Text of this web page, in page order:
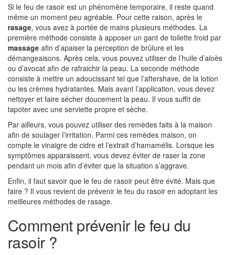
Si le feu de rasoir est un phénomène temporaire, il reste quand
même un moment peu agréable. Pour cette raison, après le
rasage, vous avez à portée de mains plusieurs méthodes. La
première méthode consiste à apposer un gant de toilette froid par
massage afin d’apaiser la perception de brûlure et les
démangeaisons. Après cela, vous pouvez utiliser de l’huile d’aloès
ou d’avocat afin de rafraichir la peau. La seconde méthode
consiste à mettre un adoucissant tel que l’aftershave, de la lotion
ou les crèmes hydratantes. Mais avant l’application, vous devez
nettoyer et faire sécher doucement la peau. Il vous suffit de
tapoter avec une serviette propre et sèche.
Par ailleurs, vous pouvez utiliser des remèdes faits à la maison
afin de soulager l’irritation. Parmi ces remèdes maison, on
compte le vinaigre de cidre et l’extrait d’hamamélis. Lorsque les
symptômes apparaissent, vous devez éviter de raser la zone
pendant un mois afin d’éviter que la situation s’aggrave.
Enfin, il faut savoir que le feu de rasoir peut être évité. Mais que
faire ? Il vous revient de prévenir le feu du rasoir en adoptant les
meilleures méthodes de rasage.
Comment prévenir le feu du
rasoir ?